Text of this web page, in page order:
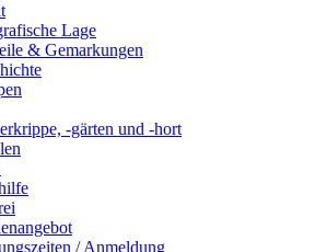
Lage
& Gemarkungen
-gärten und -hort
/ Anmeldung